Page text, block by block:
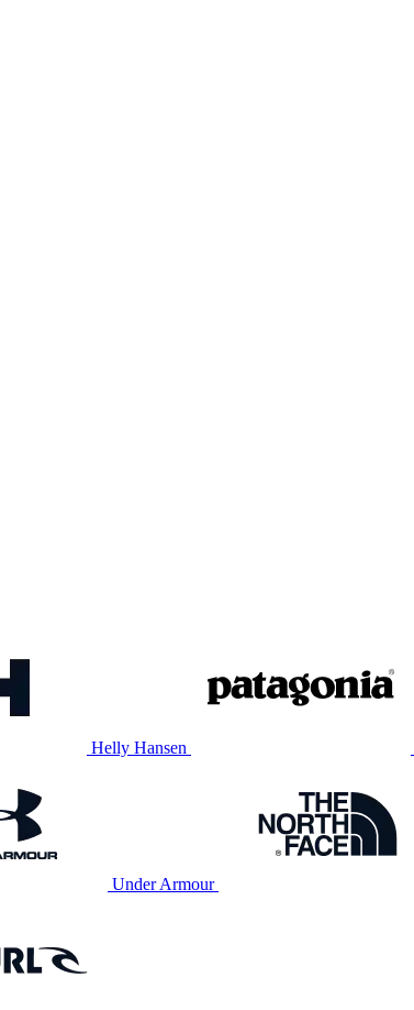
Helly Hansen
Under Armour